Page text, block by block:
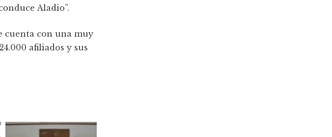
Aladio”.
cuenta con una muy
afiliados y sus